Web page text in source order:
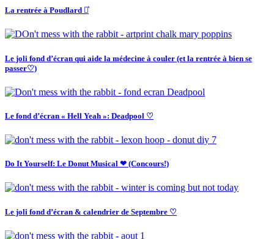
La rentrée à Poudlard ⚯͛
Le joli fond d’écran qui aide la médecine à couler (et la rentrée à bien se
passer♡)
Le fond d’écran « Hell Yeah »: Deadpool ♡
Do It Yourself: Le Donut Musical ❤ (Concours!)
Le joli fond d’écran & calendrier de Septembre ♡